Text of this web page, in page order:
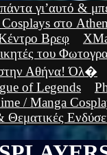
γι’αυτό &
Cosplays στο
Βρεφ
του
στην Αθήνα! Όλ�
of Legends
/ Manga